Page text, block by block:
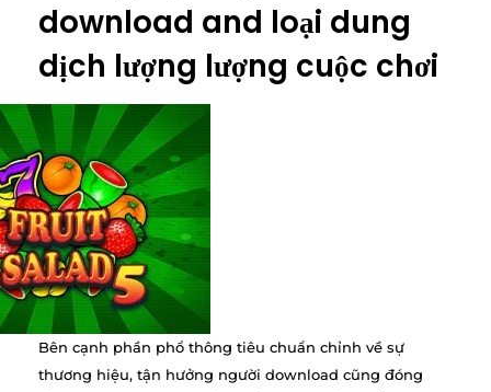
download and loại dung
dịch lượng lượng cuộc chơi
Bên cạnh phần phổ thông tiêu chuẩn chỉnh về sự
thương hiệu, tận hưởng người download cũng đóng